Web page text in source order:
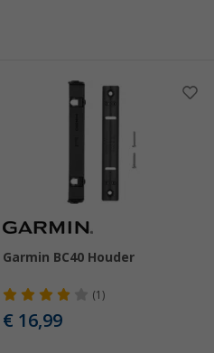
Garmin BC40 Houder
(1)
€ 16,99